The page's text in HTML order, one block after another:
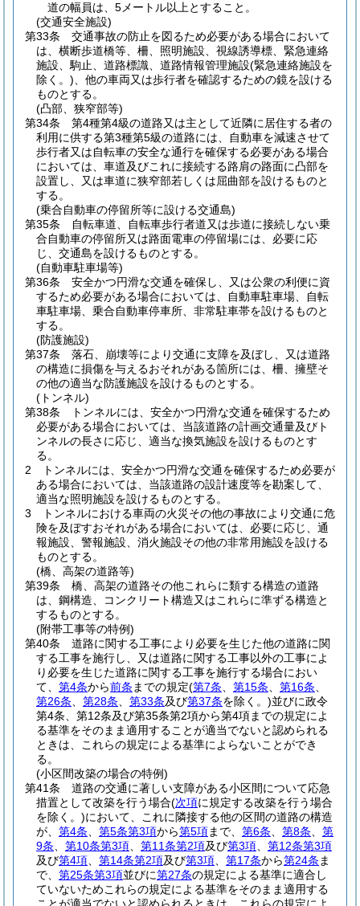
道の幅員は、5メートル以上とすること。
(交通安全施設)
第33条
交通事故の防止を図るため必要がある場合において
は、横断歩道橋等、柵、照明施設、視線誘導標、緊急連絡
施設、駒止、道路標識、道路情報管理施設(緊急連絡施設を
除く。) 、他の車両又は歩行者を確認するための鏡を設ける
ものとする。
(凸部、狭窄部等)
第34条
第4種第4級の道路又は主として近隣に居住する者の
利用に供する第3種第5級の道路には、自動車を減速させて
歩行者又は自転車の安全な通行を確保する必要がある場合
においては、車道及びこれに接続する路肩の路面に凸部を
設置し、又は車道に狭窄部若しくは屈曲部を設けるものと
する。
(乗合自動車の停留所等に設ける交通島)
第35条
自転車道、自転車歩行者道又は歩道に接続しない乗
合自動車の停留所又は路面電車の停留場には、必要に応
じ、交通島を設けるものとする。
(自動車駐車場等)
第36条
安全かつ円滑な交通を確保し、又は公衆の利便に資
するため必要がある場合においては、自動車駐車場、自転
車駐車場、乗合自動車停車所、非常駐車帯を設けるものと
する。
(防護施設)
第37条
落石、崩壊等により交通に支障を及ぼし、又は道路
の構造に損傷を与えるおそれがある箇所には、柵、擁壁そ
の他の適当な防護施設を設けるものとする。
(トンネル)
第38条
トンネルには、安全かつ円滑な交通を確保するため
必要がある場合においては、当該道路の計画交通量及びト
ンネルの長さに応じ、適当な換気施設を設けるものとす
る。
2
トンネルには、安全かつ円滑な交通を確保するため必要が
ある場合においては、当該道路の設計速度等を勘案して、
適当な照明施設を設けるものとする。
3
トンネルにおける車両の火災その他の事故により交通に危
険を及ぼすおそれがある場合においては、必要に応じ、通
報施設、警報施設、消火施設その他の非常用施設を設ける
ものとする。
(橋、高架の道路等)
第39条
橋、高架の道路その他これらに類する構造の道路
は、鋼構造、コンクリート構造又はこれらに準ずる構造と
するものとする。
(附帯工事等の特例)
第40条
道路に関する工事により必要を生じた他の道路に関
する工事を施行し、又は道路に関する工事以外の工事によ
り必要を生じた道路に関する工事を施行する場合におい
て、 第4条から前条 までの規定(第7条 第15条 第16条
第26条
第28条 第33条及び第37条を除く。)並びに政令
第4条、第12条及び第35条第2項から第4項までの規定によ
る基準をそのまま適用することが適当でないと認められる
ときは、これらの規定による基準によらないことができ
る。
(小区間改築の場合の特例)
第41条
道路の交通に著しい支障がある小区間について応急
措置として改築を行う場合(次項に規定する改築を行う場合
を除く。)において、これに隣接する他の区間の道路の構造
が、 第4条 第5条第3項から第5項まで、 第6条 第8条
第
9条
第10条第3項 第11条第2項及び第3項
第12条第3項
及び第4項 第14条第2項及び第3項 第17条から第24条 ま
で、 第25条第3項並びに第27条の規定による基準に適合し
ていないためこれらの規定による基準をそのまま適用する